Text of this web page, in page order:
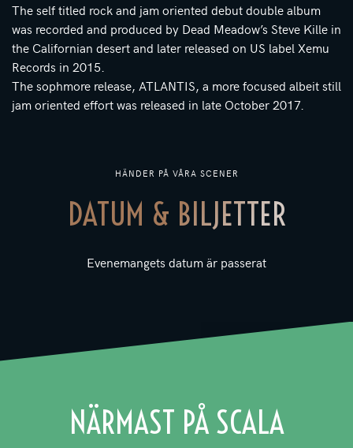
HÄNDER PÅ VÅRA SCENER
DATUM & BILJETTER
Evenemangets datum är passerat
The self titled rock and jam oriented debut double album
was recorded and produced by Dead Meadow’s Steve Kille in
the Californian desert and later released on US label Xemu
Records in 2015.
The sophmore release, ATLANTIS, a more focused albeit still
jam oriented effort was released in late October 2017.
NÄRMAST PÅ SCALA